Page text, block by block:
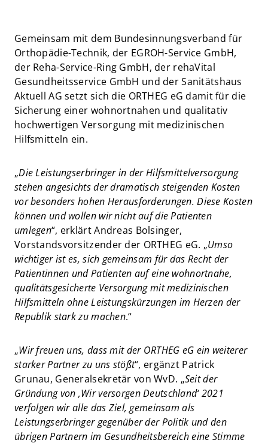
Gemeinsam mit dem Bundesinnungsverband für
Orthopädie-Technik, der EGROH-Service GmbH,
der Reha-Service-Ring GmbH, der rehaVital
Gesundheitsservice GmbH und der Sanitätshaus
Aktuell AG setzt sich die ORTHEG eG damit für die
Sicherung einer wohnortnahen und qualitativ
hochwertigen Versorgung mit medizinischen
Hilfsmitteln ein.
„Die Leistungserbringer in der Hilfsmittelversorgung
stehen angesichts der dramatisch steigenden Kosten
vor besonders hohen Herausforderungen. Diese Kosten
können und wollen wir nicht auf die Patienten
umlegen“, erklärt Andreas Bolsinger,
Vorstandsvorsitzender der ORTHEG eG. „Umso
wichtiger ist es, sich gemeinsam für das Recht der
Patientinnen und Patienten auf eine wohnortnahe,
qualitätsgesicherte Versorgung mit medizinischen
Hilfsmitteln ohne Leistungskürzungen im Herzen der
Republik stark zu machen.“
„Wir freuen uns, dass mit der ORTHEG eG ein weiterer
starker Partner zu uns stößt“, ergänzt Patrick
Grunau, Generalsekretär von WvD. „Seit der
Gründung von ‚Wir versorgen Deutschland‘ 2021
verfolgen wir alle das Ziel, gemeinsam als
Leistungserbringer gegenüber der Politik und den
übrigen Partnern im Gesundheitsbereich eine Stimme